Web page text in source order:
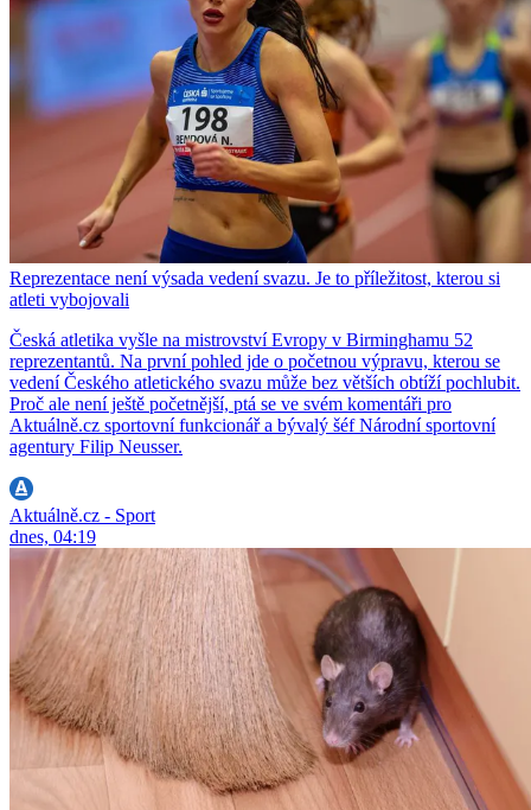
Reprezentace není výsada vedení svazu. Je to příležitost, kterou si
atleti vybojovali
Česká atletika vyšle na mistrovství Evropy v Birminghamu 52
reprezentantů. Na první pohled jde o početnou výpravu, kterou se
vedení Českého atletického svazu může bez větších obtíží pochlubit.
Proč ale není ještě početnější, ptá se ve svém komentáři pro
Aktuálně.cz sportovní funkcionář a bývalý šéf Národní sportovní
agentury Filip Neusser.
Aktuálně.cz - Sport
dnes, 04:19